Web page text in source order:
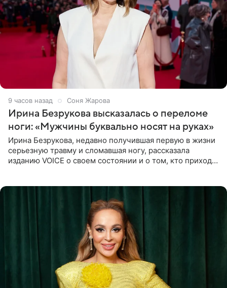
9 часов назад Соня Жарова
Ирина Безрукова высказалась о переломе
ноги: «Мужчины буквально носят на руках»
Ирина Безрукова, недавно получившая первую в жизни
серьезную травму и сломавшая ногу, рассказала
изданию VOICE о своем состоянии и о том, кто приходит